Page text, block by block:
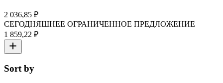
2 036,85 ₽
СЕГОДНЯШНЕЕ ОГРАНИЧЕННОЕ ПРЕДЛОЖЕНИЕ
1 859,22 ₽
Sort by